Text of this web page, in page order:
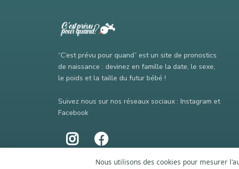
“C’est prévu pour quand” est un site de pronostics
de naissance : devinez en famille la date, le sexe,
le poids et la taille du futur bébé !
Suivez nous sur nos réseaux sociaux : Instagram et
Facebook
Nous utilisons des cookies pour mesurer